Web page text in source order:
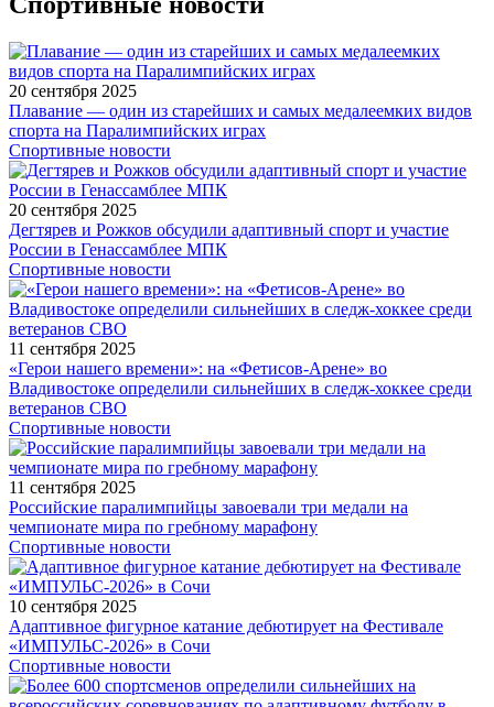
20 сентября 2025
Плавание — один из старейших и самых медалеемких видов
спорта на Паралимпийских играх
Спортивные новости
20 сентября 2025
Дегтярев и Рожков обсудили адаптивный спорт и участие
России в Генассамблее МПК
Спортивные новости
11 сентября 2025
«Герои нашего времени»: на «Фетисов-Арене» во
Владивостоке определили сильнейших в следж-хоккее среди
ветеранов СВО
Спортивные новости
11 сентября 2025
Российские паралимпийцы завоевали три медали на
чемпионате мира по гребному марафону
Спортивные новости
10 сентября 2025
Адаптивное фигурное катание дебютирует на Фестивале
«ИМПУЛЬС-2026» в Сочи
Спортивные новости